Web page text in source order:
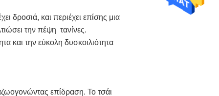
δροσιά, και περιέχει επίσης μια
την πέψη  τανίνες.
και την εύκολη δυσκοιλιότητα
επίδραση. Το τσάι